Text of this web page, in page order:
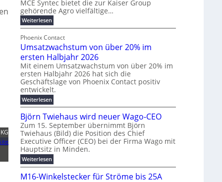
u
n
g
b
r
a
u
c
h
t
m
e
h
r
T
e
m
p
o
u
r
g
y
H
u
b
f
ü
r
m
o
d
e
r
n
e
E
n
r
e
l
t
e
N
H
-
S
i
c
h
e
r
u
n
g
s
l
s
d
b
e
t
e
i
l
i
g
u
n
g
b
e
i
m
2
0
2
6
MCE Syntec bietet die zur Kaiser Group
gehörende Agro vielfältige…
Weiterlesen:
M
h
r
f
a
c
h
d
u
r
c
h
f
ü
h
u
n
g
e
n
f
Phoenix Contact
Umsatzwachstum von über 20% im
ersten Halbjahr 2026
Mit einem Umsatzwachstum von über 20% im
ersten Halbjahr 2026 hat sich die
Geschäftslage von Phoenix Contact positiv
entwickelt.
Weiterlesen:
U
m
s
a
z
w
a
c
h
s
Björn Twiehaus wird neuer Wago-CEO
Zum 15. September übernimmt Björn
Twiehaus (Bild) die Position des Chief
Executive Officer (CEO) bei der Firma Wago mit
Hauptsitz in Minden.
Weiterlesen:
B
ö
M16-Winkelstecker für Ströme bis 25A